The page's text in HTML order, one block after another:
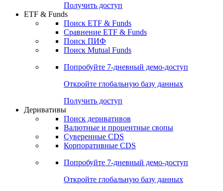
Получить доступ
ETF & Funds
Поиск ETF & Funds
Сравнение ETF & Funds
Поиск ПИФ
Поиск Mutual Funds
Попробуйте 7-дневный демо-доступ
Откройте глобальную базу данных
Получить доступ
Деривативы
Поиск деривативов
Валютные и процентные свопы
Суверенные CDS
Корпоративные CDS
Попробуйте 7-дневный демо-доступ
Откройте глобальную базу данных